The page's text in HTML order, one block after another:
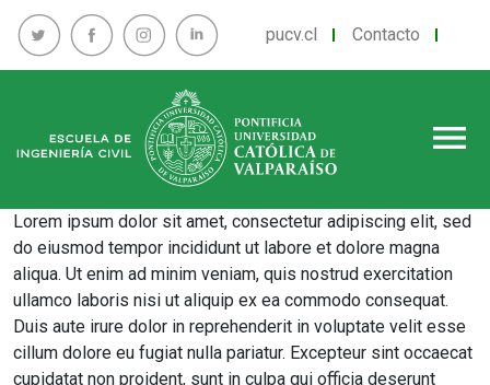
pucv.cl Contacto
menu
Lorem ipsum dolor sit amet, consectetur adipiscing elit, sed
do eiusmod tempor incididunt ut labore et dolore magna
aliqua. Ut enim ad minim veniam, quis nostrud exercitation
ullamco laboris nisi ut aliquip ex ea commodo consequat.
Duis aute irure dolor in reprehenderit in voluptate velit esse
cillum dolore eu fugiat nulla pariatur. Excepteur sint occaecat
cupidatat non proident, sunt in culpa qui officia deserunt